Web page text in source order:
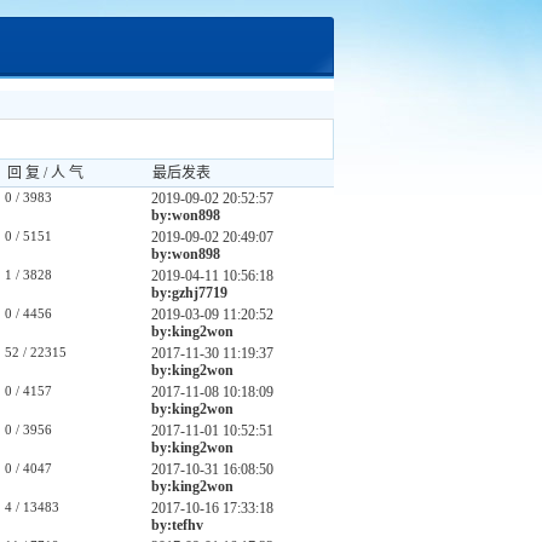
回 复 / 人 气
最后发表
0 / 3983
2019-09-02 20:52:57
by:won898
0 / 5151
2019-09-02 20:49:07
by:won898
1 / 3828
2019-04-11 10:56:18
by:gzhj7719
0 / 4456
2019-03-09 11:20:52
by:king2won
52 / 22315
2017-11-30 11:19:37
by:king2won
0 / 4157
2017-11-08 10:18:09
by:king2won
0 / 3956
2017-11-01 10:52:51
by:king2won
0 / 4047
2017-10-31 16:08:50
by:king2won
4 / 13483
2017-10-16 17:33:18
by:tefhv